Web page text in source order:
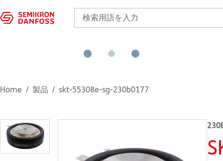
Home 製品 skt-55308e-sg-230b0177